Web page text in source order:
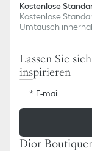
Kostenlose
Kostenlose
Umtausch
Lassen Sie
inspirieren
E-mail
Dior